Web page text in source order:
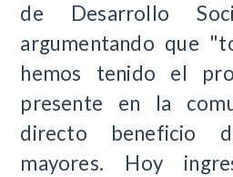
de Desarrollo
argumentando que
hemos tenido el
presente en la
directo beneficio
mayores. Hoy